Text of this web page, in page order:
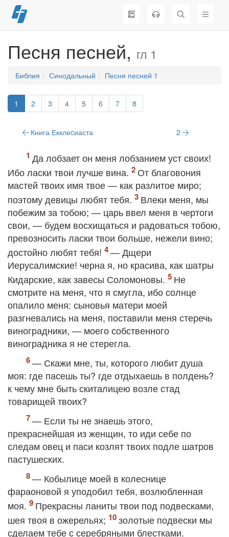
Перейти
к
Песня песней, гл 1
Библия Синодальный Песня песней 1
1 2 3 4 5 6 7 8
Книга Екклеcиаста 2
Да лобзает он меня лобзанием уст своих!
Ибо ласки твои лучше вина.
От благовония
мастей твоих имя твое — как разлитое миро;
поэтому девицы любят тебя.
Влеки меня, мы
побежим за тобою; — царь ввел меня в чертоги
свои, — будем восхищаться и радоваться тобою,
превозносить ласки твои больше, нежели вино;
достойно любят тебя!
— Дщери
Иерусалимские! черна я, но красива, как шатры
Кидарские, как завесы Соломоновы.
Не
смотрите на меня, что я смугла, ибо солнце
опалило меня: сыновья матери моей
разгневались на меня, поставили меня стеречь
виноградники, — моего собственного
виноградника я не стерегла.
— Скажи мне, ты, которого любит душа
моя: где пасешь ты? где отдыхаешь в полдень?
к чему мне быть скиталицею возле стад
товарищей твоих?
— Если ты не знаешь этого,
прекраснейшая из женщин, то иди себе по
следам овец и паси козлят твоих подле шатров
пастушеских.
— Кобылице моей в колеснице
фараоновой я уподобил тебя, возлюбленная
моя.
Прекрасны ланиты твои под подвесками,
шея твоя в ожерельях;
золотые подвески мы
сделаем тебе с серебряными блестками.